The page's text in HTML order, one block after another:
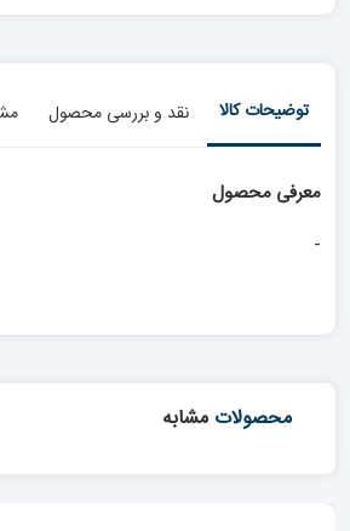
توضیحات کالا نقد و بررسی محصول
معرفی محصول
-
محصولات مشابه